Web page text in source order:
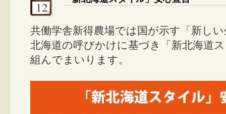
12
共働学舎新得農場では国が示す「新し
北海道の呼びかけに基づき「新北海道
組んでまいります。